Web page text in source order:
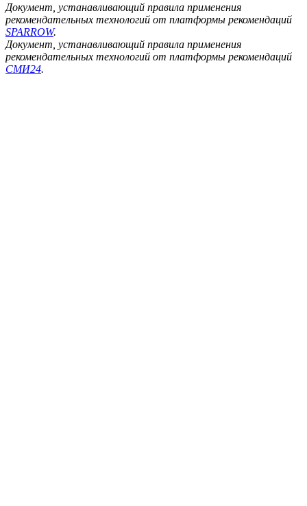
Документ, устанавливающий правила применения
рекомендательных технологий от платформы рекомендаций
SPARROW.
Документ, устанавливающий правила применения
рекомендательных технологий от платформы рекомендаций
СМИ24.